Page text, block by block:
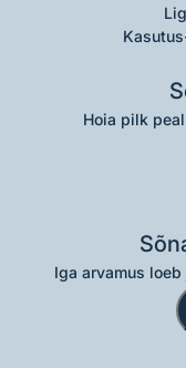
Hoia pilk
Iga arvamus